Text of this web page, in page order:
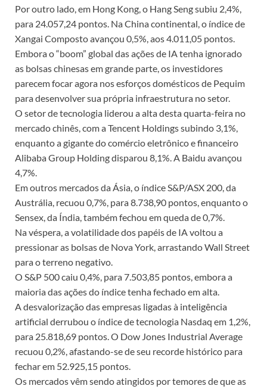
Por outro lado, em Hong Kong, o Hang Seng subiu 2,4%,
para 24.057,24 pontos. Na China continental, o índice de
Xangai Composto avançou 0,5%, aos 4.011,05 pontos.
Embora o “boom” global das ações de IA tenha ignorado
as bolsas chinesas em grande parte, os investidores
parecem focar agora nos esforços domésticos de Pequim
para desenvolver sua própria infraestrutura no setor.
O setor de tecnologia liderou a alta desta quarta-feira no
mercado chinês, com a Tencent Holdings subindo 3,1%,
enquanto a gigante do comércio eletrônico e financeiro
Alibaba Group Holding disparou 8,1%. A Baidu avançou
4,7%.
Em outros mercados da Ásia, o índice S&P/ASX 200, da
Austrália, recuou 0,7%, para 8.738,90 pontos, enquanto o
Sensex, da Índia, também fechou em queda de 0,7%.
Na véspera, a volatilidade dos papéis de IA voltou a
pressionar as bolsas de Nova York, arrastando Wall Street
para o terreno negativo.
O S&P 500 caiu 0,4%, para 7.503,85 pontos, embora a
maioria das ações do índice tenha fechado em alta.
A desvalorização das empresas ligadas à inteligência
artificial derrubou o índice de tecnologia Nasdaq em 1,2%,
para 25.818,69 pontos. O Dow Jones Industrial Average
recuou 0,2%, afastando-se de seu recorde histórico para
fechar em 52.925,15 pontos.
Os mercados vêm sendo atingidos por temores de que as